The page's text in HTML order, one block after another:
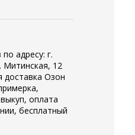
адресу: г.
Митинская, 12
доставка Озон
оплата
бесплатный